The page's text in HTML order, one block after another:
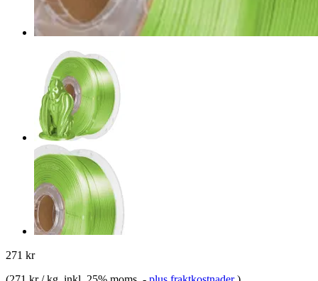
271 kr